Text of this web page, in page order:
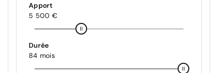
Apport
5 500 €
Durée
84 mois